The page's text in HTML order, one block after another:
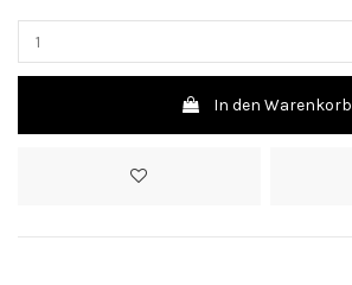
In den Warenkorb